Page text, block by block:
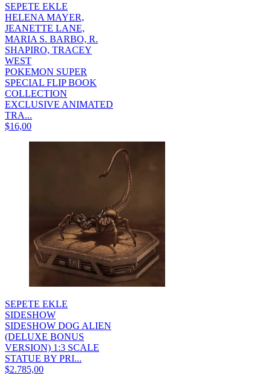
SEPETE EKLE
HELENA MAYER,
JEANETTE LANE,
MARIA S. BARBO, R.
SHAPIRO, TRACEY
WEST
POKEMON SUPER
SPECIAL FLIP BOOK
COLLECTION
EXCLUSIVE ANIMATED
TRA...
$16,00
SEPETE EKLE
SIDESHOW
SIDESHOW DOG ALIEN
(DELUXE BONUS
VERSION) 1:3 SCALE
STATUE BY PRI...
$2.785,00